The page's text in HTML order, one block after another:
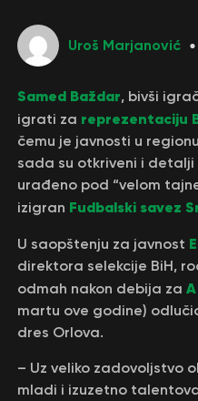
Uroš Marjanović
Samed Baždar, bivši
igrati za reprezentaciju
čemu je javnosti u
sada su otkriveni i
urađeno pod “velom
izigran Fudbalski savez
U saopštenju za javnost
direktora selekcije BiH,
odmah nakon debija za
martu ove godine)
dres Orlova.
– Uz veliko zadovoljstvo
mladi i izuzetno